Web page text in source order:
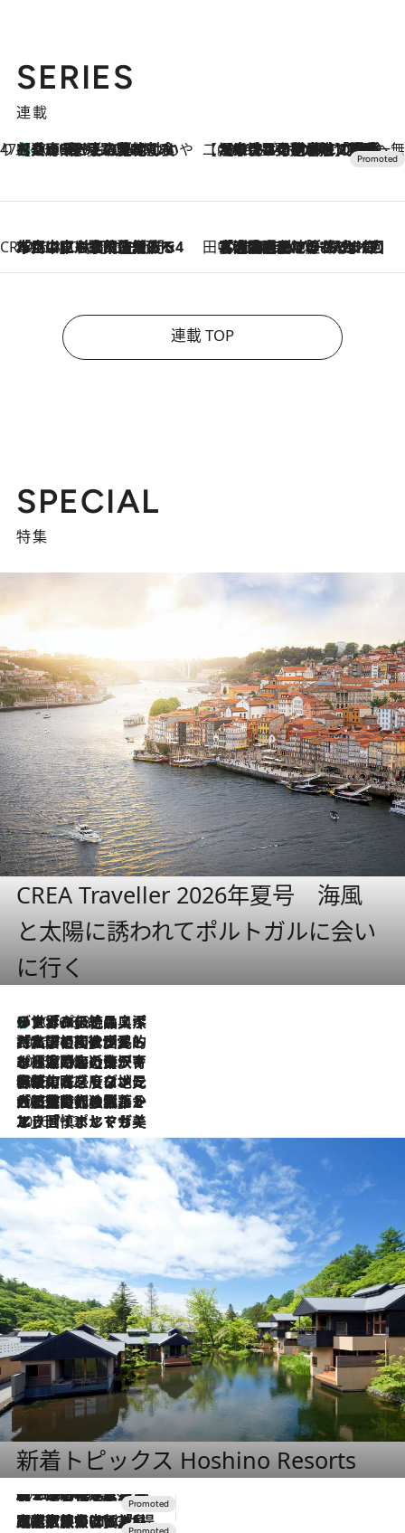
SERIES
連載
47都道府県の手みやげ ひんやりスイーツで夏を満喫
2026.8.8
【兵庫県】この夏絶対食べたい 冷やしておいしいおやつ3選 淡路島の恵みをジェラートに集約 【CREA×星野リゾート】唯一無二。癒しと発見が待つ場所へ
2026.8.7
【トンボの足水浴】ヒノキの香りに包まれて涼感マックス！約13℃の湧水かけ流しを避暑地「星野温泉 トンボの湯」で体験
CREA'S CHOICE
2026.8.7
「立川にも歌舞伎があるんだよ」 片岡仁左衛門・市川中車ら豪華座組みで4年目の立川立飛歌舞伎へ 田中稲の勝手に再ブーム
2026.8.7
「湘南乃風に憧れて」観客大盛上がりの“タオル回し”に、ラッパー顔負けの高速歌唱まで…さだまさし（74）のアグレッシブすぎる現在地
連載 TOP
SPECIAL
特集
CREA Traveller 2026年夏号 海風
と太陽に誘われてポルトガルに会い
に行く
2026.8.8
リスボンの絶品スイーツ「パステル・デ・ナタ」とは？ポルトガル伝統の奥深い世界へ
2026.7.27
「私の祖国はポルトガル語です」国民的詩人フェルナンド・ペソアと、彼が愛した文学の街を歩く
2026.7.26
ポルトガル近海が育む極上の海の幸。キリリと冷えた白ワインと愉しむ、シーフード専門店の贅沢
2026.7.22
伝統の味をモダンに昇華。高感度な地元客が集う、リスボンの最旬ガストロノミー
2026.7.21
大航海時代の栄華から、震災、独裁、そして革命へ。ポルトガル・首都リスボンの石畳に刻まれた「歴史の光と影」
2026.7.13
エッセイ・ヤマザキマリ「慎ましくも美しき国 ポルトガル」
新着トピックス Hoshino Resorts
2026.8.7
【トンボの足水浴】ヒノキの香りに包まれて涼感マックス！約13℃の湧水かけ流しを避暑地「星野温泉 トンボの湯」で体験
2026.7.31
【ホテル帰省】という選択肢をOMOが提案。家族とほどよい距離を保つには「昼は実家、夜は気兼ねなくホテルで！」